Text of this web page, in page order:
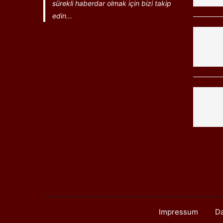
sürekli haberdar olmak için bizi takip
edin...
Impressum